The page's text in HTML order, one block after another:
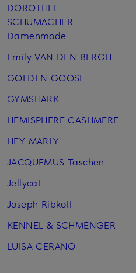
DOROTHEE
SCHUMACHER
Damenmode
Emily VAN DEN BERGH
GOLDEN GOOSE
GYMSHARK
HEMISPHERE CASHMERE
HEY MARLY
JACQUEMUS Taschen
Jellycat
Joseph Ribkoff
KENNEL & SCHMENGER
LUISA CERANO